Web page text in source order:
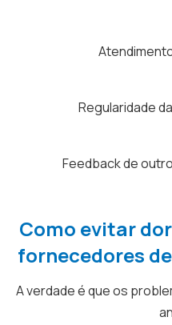
Regularidade
Feedback de
Como evitar
fornecedores
A verdade é que os